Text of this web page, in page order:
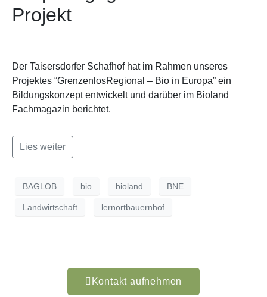
Projekt
Der Taisersdorfer Schafhof hat im Rahmen unseres
Projektes “GrenzenlosRegional – Bio in Europa” ein
Bildungskonzept entwickelt und darüber im Bioland
Fachmagazin berichtet.
Lies weiter
BAGLOB bio bioland BNE
Landwirtschaft lernortbauernhof
Kontakt aufnehmen